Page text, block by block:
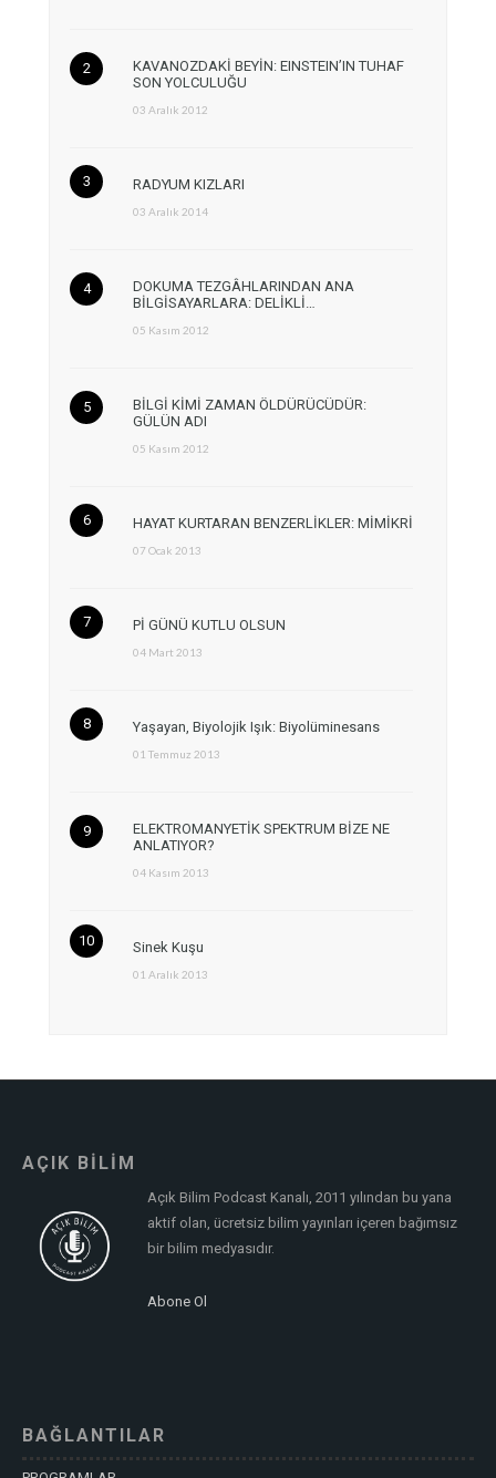
KAVANOZDAKİ BEYİN: EINSTEIN’IN TUHAF
SON YOLCULUĞU
03 Aralık 2012
RADYUM KIZLARI
03 Aralık 2014
DOKUMA TEZGÂHLARINDAN ANA
BİLGİSAYARLARA: DELİKLİ…
05 Kasım 2012
BİLGİ KİMİ ZAMAN ÖLDÜRÜCÜDÜR:
GÜLÜN ADI
05 Kasım 2012
HAYAT KURTARAN BENZERLİKLER: MİMİKRİ
07 Ocak 2013
Pİ GÜNÜ KUTLU OLSUN
04 Mart 2013
Yaşayan, Biyolojik Işık: Biyolüminesans
01 Temmuz 2013
ELEKTROMANYETİK SPEKTRUM BİZE NE
ANLATIYOR?
04 Kasım 2013
Sinek Kuşu
01 Aralık 2013
AÇIK BİLİM
Açık Bilim Podcast Kanalı, 2011 yılından bu yana
aktif olan, ücretsiz bilim yayınları içeren bağımsız
bir bilim medyasıdır.
Abone Ol
BAĞLANTILAR